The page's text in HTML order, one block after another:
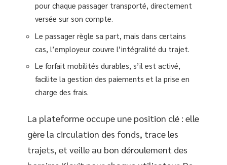
pour chaque passager transporté, directement
versée sur son compte.
Le passager règle sa part, mais dans certains
cas, l’employeur couvre l’intégralité du trajet.
Le forfait mobilités durables, s’il est activé,
facilite la gestion des paiements et la prise en
charge des frais.
La plateforme occupe une position clé : elle
gère la circulation des fonds, trace les
trajets, et veille au bon déroulement des